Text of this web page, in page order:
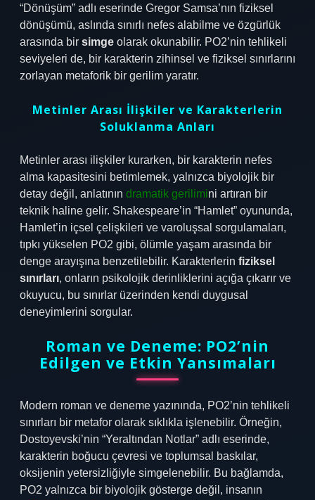
“Dönüşüm” adlı eserinde Gregor Samsa’nın fiziksel
dönüşümü, aslında sınırlı nefes alabilme ve özgürlük
arasında bir simge olarak okunabilir. PO2’nin tehlikeli
seviyeleri de, bir karakterin zihinsel ve fiziksel sınırlarını
zorlayan metaforik bir gerilim yaratır.
Metinler Arası İlişkiler ve Karakterlerin
Soluklanma Anları
Metinler arası ilişkiler kurarken, bir karakterin nefes
alma kapasitesini betimlemek, yalnızca biyolojik bir
detay değil, anlatının dramatik gerilimini artıran bir
teknik haline gelir. Shakespeare’in “Hamlet” oyununda,
Hamlet’in içsel çelişkileri ve varoluşsal sorgulamaları,
tıpkı yükselen PO2 gibi, ölümle yaşam arasında bir
denge arayışına benzetilebilir. Karakterlerin fiziksel
sınırları, onların psikolojik derinliklerini açığa çıkarır ve
okuyucu, bu sınırlar üzerinden kendi duygusal
deneyimlerini sorgular.
Roman ve Deneme: PO2’nin
Edilgen ve Etkin Yansımaları
Modern roman ve deneme yazınında, PO2’nin tehlikeli
sınırları bir metafor olarak sıklıkla işlenebilir. Örneğin,
Dostoyevski’nin “Yeraltından Notlar” adlı eserinde,
karakterin boğucu çevresi ve toplumsal baskılar,
oksijenin yetersizliğiyle simgelenebilir. Bu bağlamda,
PO2 yalnızca bir biyolojik gösterge değil, insanın